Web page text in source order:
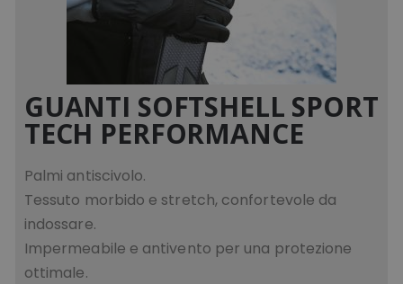
GUANTI SOFTSHELL SPORT
TECH PERFORMANCE
Palmi antiscivolo.
Tessuto morbido e stretch, confortevole da
indossare.
Impermeabile e antivento per una protezione
ottimale.